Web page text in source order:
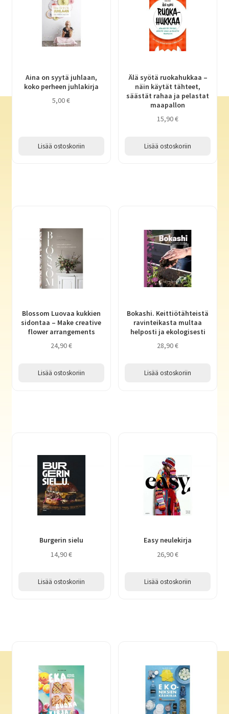
Kulttuurihistoria ja kansantiede
Maailmankaikkeus. Tähdet
Psykologia
Lasten- ja nuortenkirjallisuus
Askartelu ja taiteilijatarvikkeet
tason
valikko
Toimisto- ja paperitarvikkeet
Haluatko kirjailijaksi?
Aina on syytä juhlaan,
koko perheen juhlakirja
5,00€
Lisää ostoskoriin
Älä syötä ruokahukkaa –
näin käytät tähteet,
säästät rahaa ja pelastat
maapallon
15,90€
Lisää ostoskoriin
Blossom Luovaa kukkien
sidontaa – Make creative
flower arrangements
24,90€
Lisää ostoskoriin
Bokashi. Keittiötähteistä
ravinteikasta multaa
helposti ja ekologisesti
28,90€
Lisää ostoskoriin
Burgerin sielu
14,90€
Lisää ostoskoriin
Easy neulekirja
26,90€
Lisää ostoskoriin